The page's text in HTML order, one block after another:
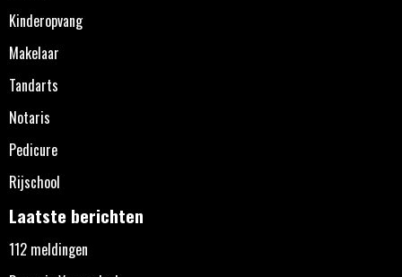
Kinderopvang
Makelaar
Tandarts
Notaris
Pedicure
Rijschool
Laatste berichten
112 meldingen